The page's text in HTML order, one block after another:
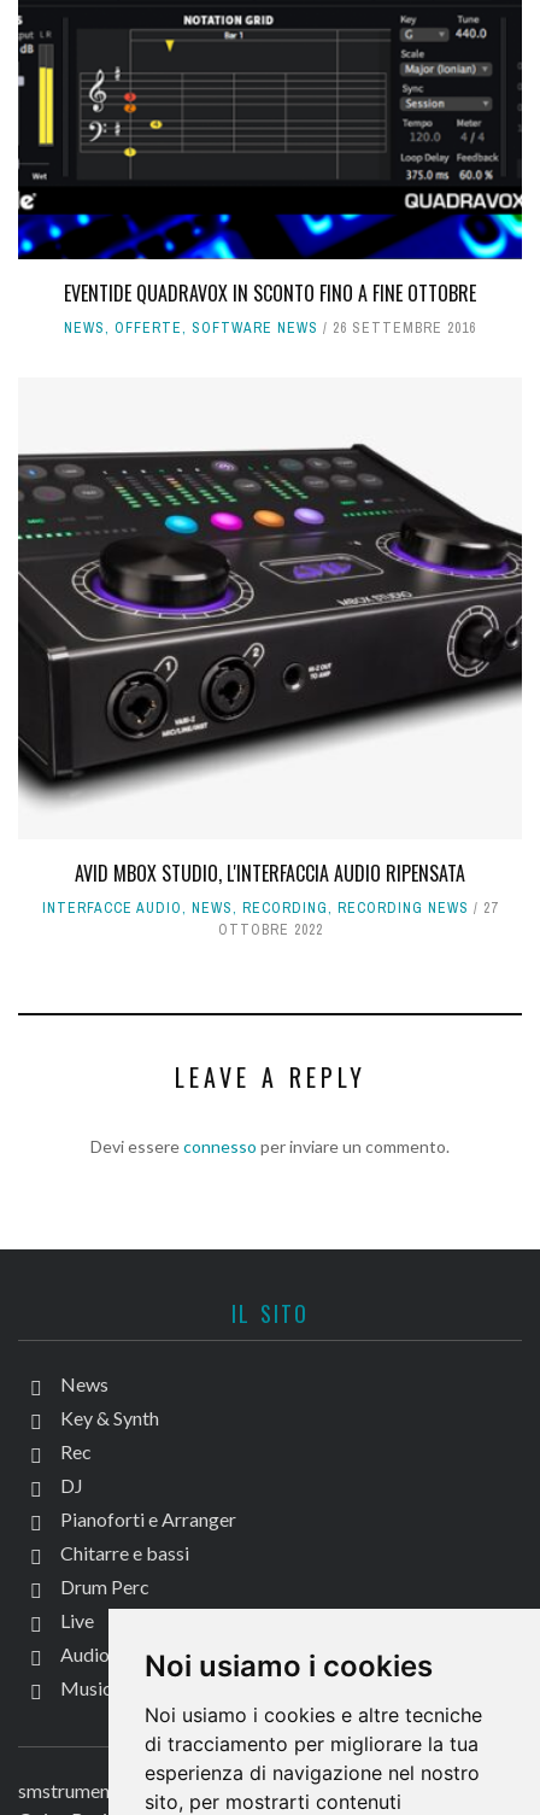
Noi usiamo i cookies
Noi usiamo i cookies e altre tecniche
di tracciamento per migliorare la tua
esperienza di navigazione nel nostro
sito, per mostrarti contenuti
EVENTIDE QUADRAVOX IN SCONTO FINO A FINE OTTOBRE
NEWS, OFFERTE, SOFTWARE NEWS 26 SETTEMBRE 2016
AVID MBOX STUDIO, L'INTERFACCIA AUDIO RIPENSATA
INTERFACCE AUDIO, NEWS, RECORDING, RECORDING NEWS
27
OTTOBRE 2022
LEAVE A REPLY
Devi essereconnesso per inviare un commento.
IL SITO
News
Key & Synth
Rec
DJ
Pianoforti e Arranger
Chitarre e bassi
Drum Perc
Live
Audio per video
Music Life
CONTATTACI
smstrumentimusicali.it